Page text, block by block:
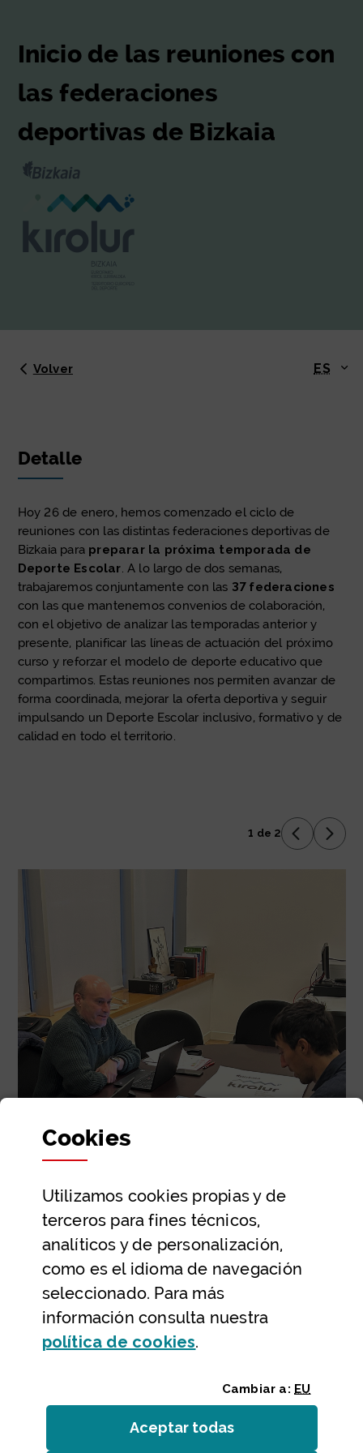
Inicio de las reuniones con
las federaciones
deportivas de Bizkaia
Volver ES
Detalle
Hoy 26 de enero, hemos comenzado el ciclo de
reuniones con las distintas federaciones deportivas de
Bizkaia para preparar la próxima temporada de
Deporte Escolar. A lo largo de dos semanas,
trabajaremos conjuntamente con las 37 federaciones
con las que mantenemos convenios de colaboración,
con el objetivo de analizar las temporadas anterior y
presente, planificar las líneas de actuación del próximo
curso y reforzar el modelo de deporte educativo que
compartimos. Estas reuniones nos permiten avanzar de
forma coordinada, mejorar la oferta deportiva y seguir
impulsando un Deporte Escolar inclusivo, formativo y de
calidad en todo el territorio.
1 de 2
Anterior
Inicio de las reuniones con las
federaciones deportivas de
Inicio Lineas estrategicas
Cookies
Utilizamos cookies propias y de
terceros para fines técnicos,
analíticos y de personalización,
como es el idioma de navegación
seleccionado. Para más
información consulta nuestra
política de cookies(Abre ventana
.
Cambiar a: EU
Aceptar todas
lascookies